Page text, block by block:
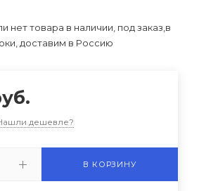
нет товара в наличии, под заказ,в
доставим в Россию
дешевле?
В КОРЗИНУ